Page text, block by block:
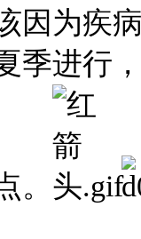
因为疾
季进行
。